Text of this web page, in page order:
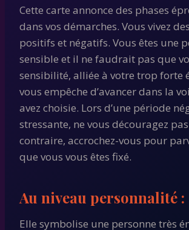
Cette carte annonce des phases
dans vos démarches. Vous vivez
positifs et négatifs. Vous êtes une
sensible et il ne faudrait pas que
sensibilité, alliée à votre trop forte
vous empêche d’avancer dans la
avez choisie. Lors d’une période
stressante, ne vous découragez
contraire, accrochez-vous pour
que vous vous êtes fixé.
Au niveau personnalité :
Elle symbolise une personne très